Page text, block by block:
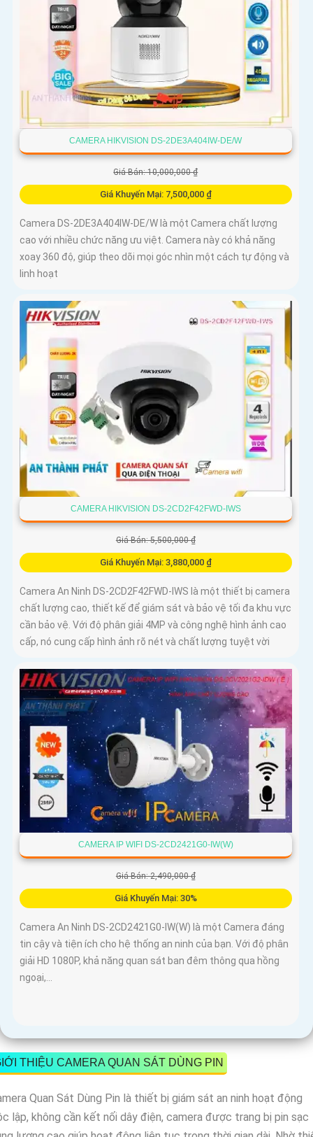
CAMERA HIKVISION DS-2DE3A404IW-DE/W
Giá Bán: 10,000,000 ₫
Giá Khuyến Mại: 7,500,000 ₫
Camera DS-2DE3A404IW-DE/W là một Camera chất lượng
cao với nhiều chức năng ưu việt. Camera này có khả năng
xoay 360 độ, giúp theo dõi mọi góc nhìn một cách tự động và
linh hoạt
CAMERA HIKVISION DS-2CD2F42FWD-IWS
Giá Bán: 5,500,000 ₫
Giá Khuyến Mại: 3,880,000 ₫
Camera An Ninh DS-2CD2F42FWD-IWS là một thiết bị camera
chất lượng cao, thiết kế để giám sát và bảo vệ tối đa khu vực
cần bảo vệ. Với độ phân giải 4MP và công nghệ hình ảnh cao
cấp, nó cung cấp hình ảnh rõ nét và chất lượng tuyệt vời
CAMERA IP WIFI DS-2CD2421G0-IW(W)
Giá Bán: 2,490,000 ₫
Giá Khuyến Mại: 30%
Camera An Ninh DS-2CD2421G0-IW(W) là một Camera đáng
tin cậy và tiện ích cho hệ thống an ninh của bạn. Với độ phân
giải HD 1080P, khả năng quan sát ban đêm thông qua hồng
ngoại,...
THIỆU CAMERA QUAN SÁT DÙNG PIN
Quan Sát Dùng Pin là thiết bị giám sát an ninh hoạt động
lập, không cần kết nối dây điện, camera được trang bị pin sạc